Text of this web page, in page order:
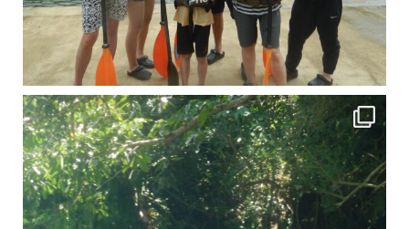
引き潮だったの